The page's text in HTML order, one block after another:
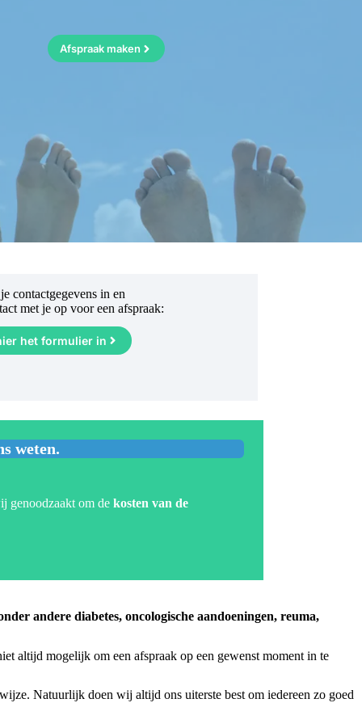
Afspraak maken
contactgegevens in en
met je op voor een afspraak:
het formulier in
weten.
genoodzaakt om de kosten van de
andere diabetes, oncologische aandoeningen, reuma,
altijd mogelijk om een afspraak op een gewenst moment in te
Natuurlijk doen wij altijd ons uiterste best om iedereen zo goed